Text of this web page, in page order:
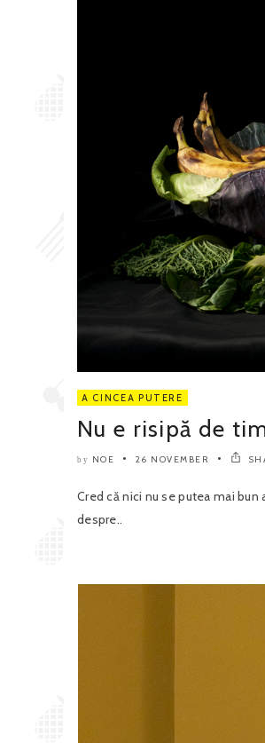
A CINCEA PUTERE
Nu e risipă de
by NOE 26 NOVEMBER
Cred că nici nu se putea mai
despre..